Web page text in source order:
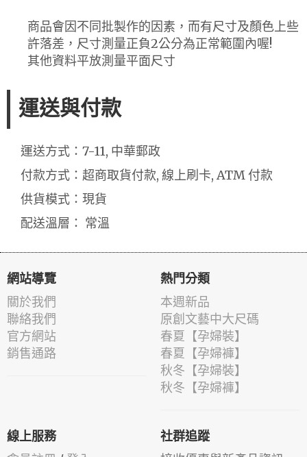
商品會因不同批製作的因素，而有尺寸及顏色上些
許落差，尺寸測量正負2公分為正常範圍內喔!
其他資料平放測量平面尺寸
運送與付款
運送方式：7-11, 中華郵政
付款方式：超商取貨付款, 線上刷卡, ATM 付款
供貨模式：現貨
配送溫層： 常溫
網站導覽
關於我們
聯絡我們
官方網站
銷售通路
熱門分類
本週新品
原創文藝中大尺碼
春夏【孕婦裝】
春夏【孕婦褲】
秋冬【孕婦裝】
秋冬【孕婦褲】
線上服務 社群追蹤